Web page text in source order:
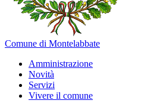
Comune di Montelabbate
Amministrazione
Novità
Servizi
Vivere il comune